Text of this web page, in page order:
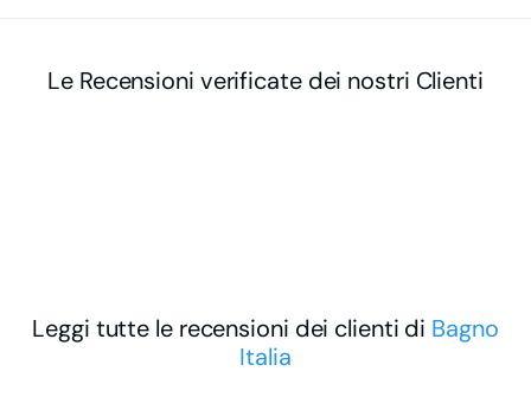
Le Recensioni verificate dei nostri Clienti
Leggi tutte le recensioni dei clienti di Bagno
Italia